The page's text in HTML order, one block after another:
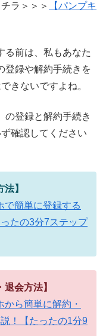
ラ＞＞＞
【パンプキ
る前は、私もあなた
登録や解約手続きを
きないですよね。
の登録と解約手続き
確認してください
】
で簡単に登録する
たの3分7ステップ
会方法】
から簡単に解約・
！【たったの1分9